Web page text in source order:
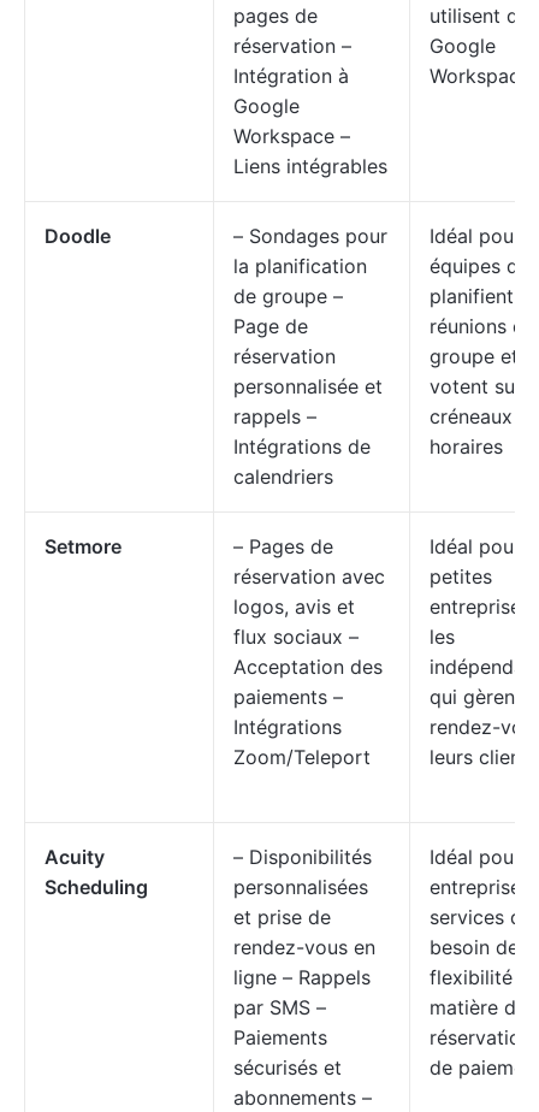
pages de
réservation –
Intégration à
Google
Workspace –
Liens intégrables
utilisent
Google
Workspace
Doodle
– Sondages pour
la planification
de groupe –
Page de
réservation
personnalisée et
rappels –
Intégrations de
calendriers
Idéal pour
équipes qui
planifient
réunions de
groupe et
votent sur
créneaux
horaires
Setmore
– Pages de
réservation avec
logos, avis et
flux sociaux –
Acceptation des
paiements –
Intégrations
Zoom/Teleport
Idéal pour
petites
entreprises
les
qui gèrent
rendez-
leurs clients
Acuity
Scheduling
– Disponibilités
personnalisées
et prise de
rendez-vous en
ligne – Rappels
par SMS –
Paiements
sécurisés et
abonnements –
Idéal pour
entreprises
services
besoin de
flexibilité en
matière de
réservation
de